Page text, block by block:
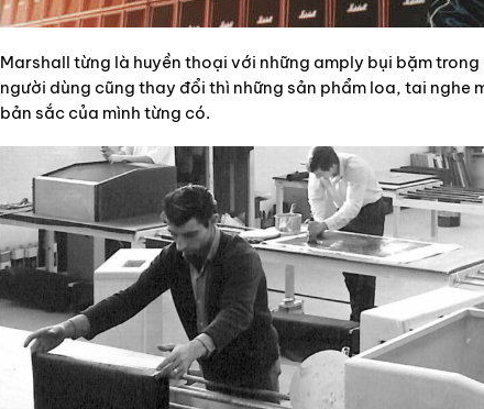
Marshall từng là huyền thoại với những amply bụi bặm
người dùng cũng thay đổi thì những sản phẩm loa, tai nghe
bản sắc của mình từng có.